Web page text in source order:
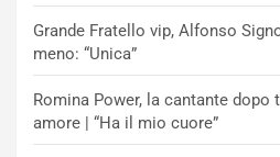
Grande Fratello vip, Alfonso
meno: “Unica”
Romina Power, la cantante dopo
amore | “Ha il mio cuore”